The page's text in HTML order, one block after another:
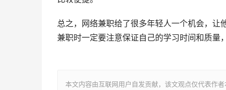
总之，网络兼职给了很多年轻人一个机会，
兼职时一定要注意保证自己的学习时间和质量
本文内容由互联网用户自发贡献，该文观点仅代表作